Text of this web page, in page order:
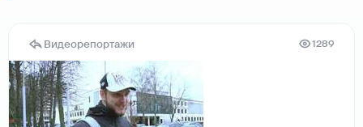
Видеорепортажи 1289